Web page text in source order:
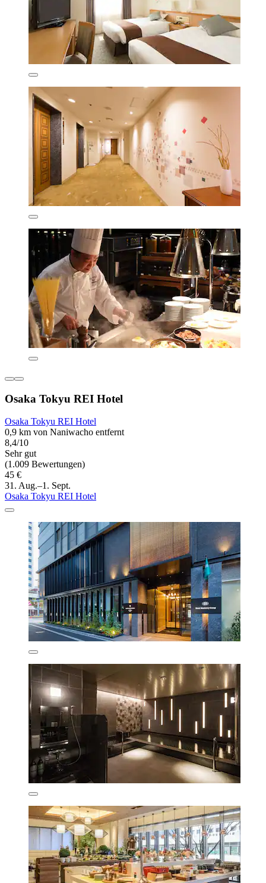
Osaka Tokyu REI Hotel
Osaka Tokyu REI Hotel
0,9 km von Naniwacho entfernt
8,4/10
Sehr gut
(1.009 Bewertungen)
45 €
31. Aug.–1. Sept.
Osaka Tokyu REI Hotel